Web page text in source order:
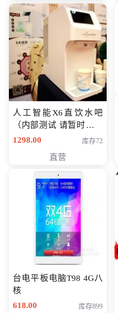
人工智能X6直饮水吧
（内部测试 请暂时不要
购买）
1298.00 库存72
直营
台电平板电脑T98 4G八
核
618.00
库存899